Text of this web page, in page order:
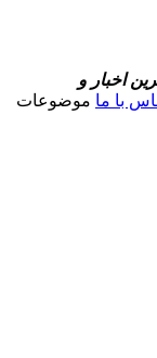
اخبار و
با ما موضوعات